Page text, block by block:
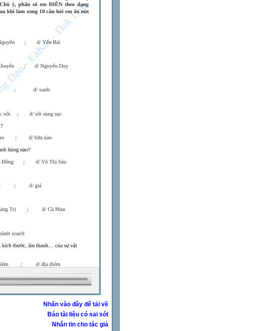
Nhấn vào đây để tải về
Báo tài liệu có sai sót
Nhắn tin cho tác giả